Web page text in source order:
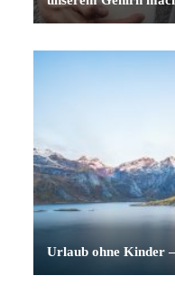
Urlaub ohne Kinder